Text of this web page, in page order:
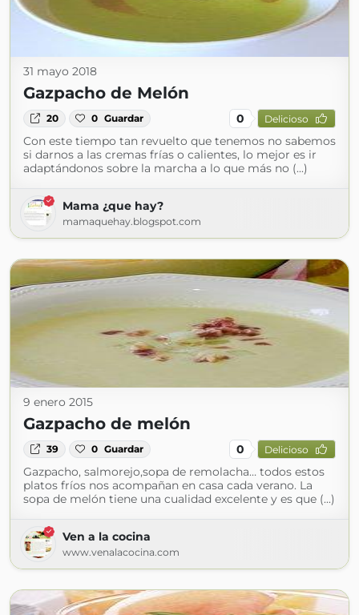
31 mayo 2018
Gazpacho de Melón
20 0 Guardar 0 Delicioso
Con este tiempo tan revuelto que tenemos no sabemos
si darnos a las cremas frías o calientes, lo mejor es ir
adaptándonos sobre la marcha a lo que más no (...)
Mama ¿que hay?
mamaquehay.blogspot.com
9 enero 2015
Gazpacho de melón
39 0 Guardar 0 Delicioso
Gazpacho, salmorejo,sopa de remolacha… todos estos
platos fríos nos acompañan en casa cada verano. La
sopa de melón tiene una cualidad excelente y es que (...)
Ven a la cocina
www.venalacocina.com